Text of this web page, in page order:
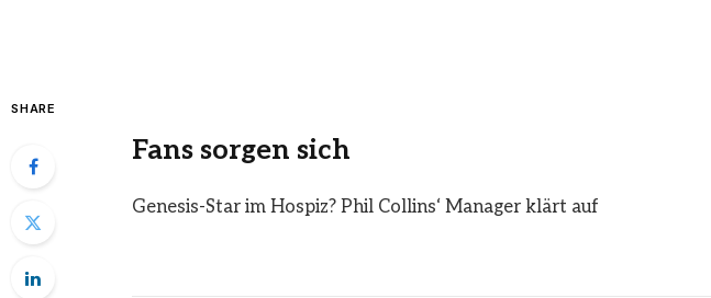
SHARE
Fans sorgen sich
Genesis-Star im Hospiz? Phil Collins‘ Manager klärt auf